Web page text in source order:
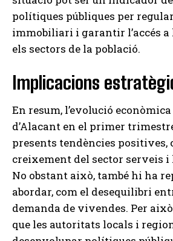
polítiques públiques per
immobiliari i garantir l’accés
els sectors de la població.
Implicacions
En resum, l’evolució
d’Alacant en el primer
presents tendències positives,
creixement del sector serveis i
No obstant això, també hi ha
abordar, com el desequilibri
demanda de vivendes. Per
que les autoritats locals i